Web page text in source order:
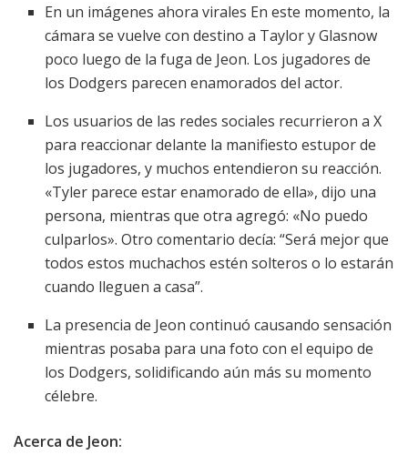
En un imágenes ahora virales En este momento, la
cámara se vuelve con destino a Taylor y Glasnow
poco luego de la fuga de Jeon. Los jugadores de
los Dodgers parecen enamorados del actor.
Los usuarios de las redes sociales recurrieron a X
para reaccionar delante la manifiesto estupor de
los jugadores, y muchos entendieron su reacción.
«Tyler parece estar enamorado de ella», dijo una
persona, mientras que otra agregó: «No puedo
culparlos». Otro comentario decía: “Será mejor que
todos estos muchachos estén solteros o lo estarán
cuando lleguen a casa”.
La presencia de Jeon continuó causando sensación
mientras posaba para una foto con el equipo de
los Dodgers, solidificando aún más su momento
célebre.
Acerca de Jeon: